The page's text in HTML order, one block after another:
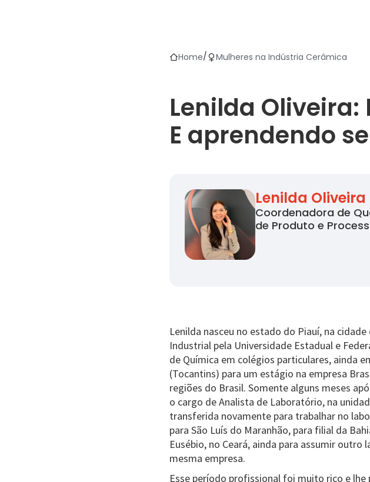
Home/ Mulheres na Indústria Cerâmica
Lenilda
E aprendendo
Lenilda Oliveira
Coordenadora de
de Produto e
Lenilda nasceu no estado do Piauí, na
Industrial pela Universidade Estadual e
de Química em colégios particulares, ainda
(Tocantins) para um estágio na empresa
regiões do Brasil. Somente alguns meses
o cargo de Analista de Laboratório, na
transferida novamente para trabalhar no
para São Luís do Maranhão, para filial da
Eusébio, no Ceará, ainda para assumir
mesma empresa.
Esse período profissional foi muito rico e